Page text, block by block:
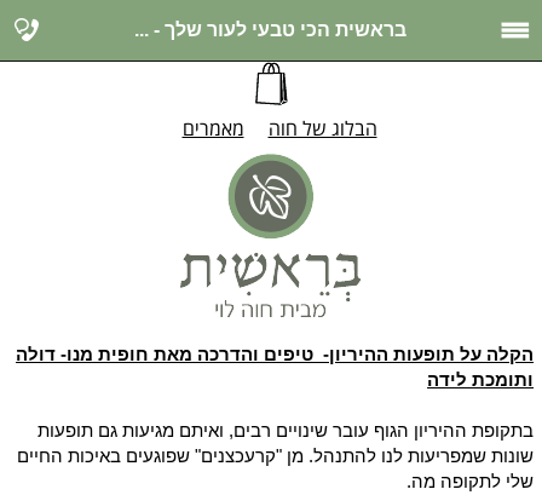
בראשית הכי טבעי לעור שלך - ...
הבלוג של חוה מאמרים
הקלה על תופעות ההיריון- טיפים והדרכה מאת חופית מנו- דולה
ותומכת לידה
בתקופת ההיריון הגוף עובר שינויים רבים, ואיתם מגיעות גם תופעות
שונות שמפריעות לנו להתנהל. מן "קרעכצנים" שפוגעים באיכות החיים
שלי לתקופה מה.